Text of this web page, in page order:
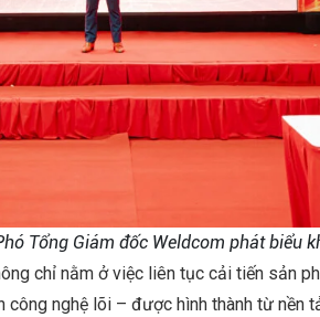
Tổng Giám đốc Weldcom phát biểu
chỉ nằm ở việc liên tục cải tiến sản
công nghệ lõi – được hình thành từ nền